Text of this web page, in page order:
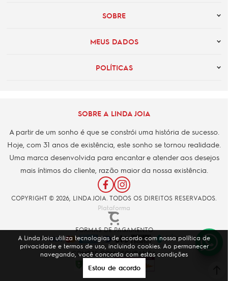
SOBRE
MEUS DADOS
POLÍTICAS
SOBRE A LINDA JOIA
A partir de um sonho é que se constrói uma história de sucesso.
Hoje, com 31 anos de existência, este sonho se tornou realidade.
Uma marca desenvolvida para encantar e atender aos desejos
mais íntimos do cliente, razão maior da nossa existência.
COPYRIGHT © 2026, LINDA JOIA. TODOS OS DIREITOS RESERVADOS.
Plataforma
FORMAS DE PAGAMENTO
COMPRE COM SEGURANÇA
A Linda Joia utiliza tecnologias de acordo com nossa política de
privacidade e termos de uso, incluindo cookies. Ao permanecer
navegando, você concorda com estas condições
Estou de acordo